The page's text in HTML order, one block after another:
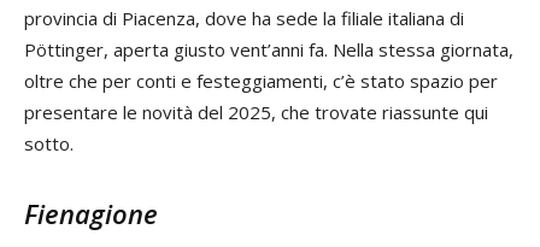
provincia di Piacenza, dove ha sede la filiale italiana di
Pöttinger, aperta giusto vent’anni fa. Nella stessa giornata,
oltre che per conti e festeggiamenti, c’è stato spazio per
presentare le novità del 2025, che trovate riassunte qui
sotto.
Fienagione